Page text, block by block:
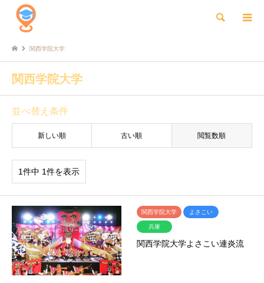
検索
関西学院大学
関西学院大学
並べ替え条件
新しい順 古い順 閲覧数順
1件中 1件を表示
関西学院大学 よさこい
兵庫
関西学院大学よさこい連炎流